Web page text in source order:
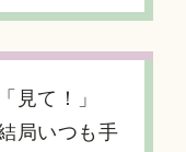
見て！」
局いつも手